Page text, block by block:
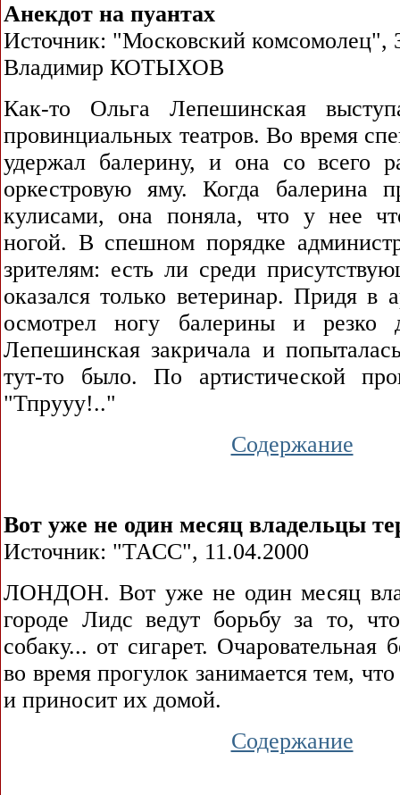
Анекдот на пуантах
Источник: "Московский комсомолец",
Владимир КОТЫХОВ
Как-то Ольга Лепешинская
провинциальных театров. Во время
удержал балерину, и она со всего
оркестровую яму. Когда балерина
кулисами, она поняла, что у нее
ногой. В спешном порядке
зрителям: есть ли среди
оказался только ветеринар. Придя в
осмотрел ногу балерины и резко
Лепешинская закричала и
тут-то было. По артистической
"Тпрууу!.."
Содержание
Вот уже не один месяц владельцы
Источник: "ТАСС", 11.04.2000
ЛОНДОН. Вот уже не один месяц
городе Лидс ведут борьбу за то,
собаку... от сигарет. Очаровательная
во время прогулок занимается тем,
и приносит их домой.
Содержание